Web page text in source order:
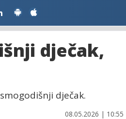
dječak,
dječak.
08.05.2026 | 10:55